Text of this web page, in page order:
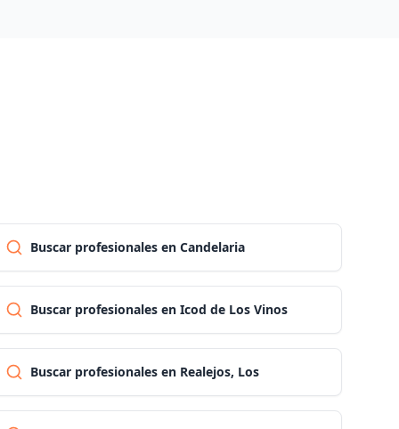
Cantabria
Segovia
Soria
Buscar profesionales en Candelaria
Buscar profesionales en Icod de Los Vinos
Buscar profesionales en Realejos, Los